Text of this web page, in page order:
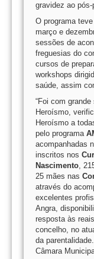
gravidez ao
O programa
março e
sessões de
freguesias do
cursos de
workshops
saúde, assim
“Foi com
Heroísmo,
Heroísmo a
pelo programa
acompanhadas
inscritos nos
Nascimento,
25 mães nas
através do
excelentes
Angra,
resposta às
concelho, no
da
Câmara